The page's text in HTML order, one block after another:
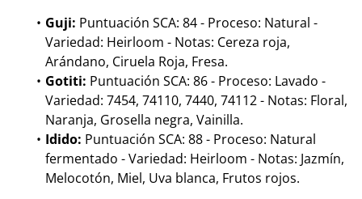
Guji: Puntuación SCA: 84 - Proceso: Natural -
Variedad: Heirloom - Notas: Cereza roja,
Arándano, Ciruela Roja, Fresa.
Gotiti: Puntuación SCA: 86 - Proceso: Lavado -
Variedad: 7454, 74110, 7440, 74112 - Notas: Floral,
Naranja, Grosella negra, Vainilla.
Idido: Puntuación SCA: 88 - Proceso: Natural
fermentado - Variedad: Heirloom - Notas: Jazmín,
Melocotón, Miel, Uva blanca, Frutos rojos.